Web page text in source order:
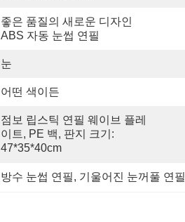
좋은 품질의 새로운 디자인
ABS 자동 눈썹 연필
눈
어떤 색이든
점보 립스틱 연필 웨이브 플레
이트, PE 백, 판지 크기:
47*35*40cm
방수 눈썹 연필, 기울어진 눈꺼풀 연필